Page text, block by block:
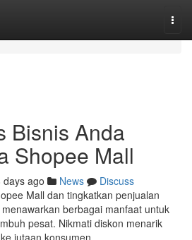
Bisnis Anda
Shopee Mall
days ago News
Discuss
Mall dan tingkatkan penjualan
berbagai manfaat untuk
pesat. Nikmati diskon menarik
jutaan konsumen